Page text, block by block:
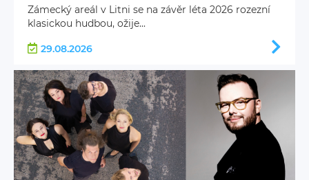
Zámecký areál v Litni se na závěr léta 2026 rozezní
klasickou hudbou, ožije...
29.08.2026